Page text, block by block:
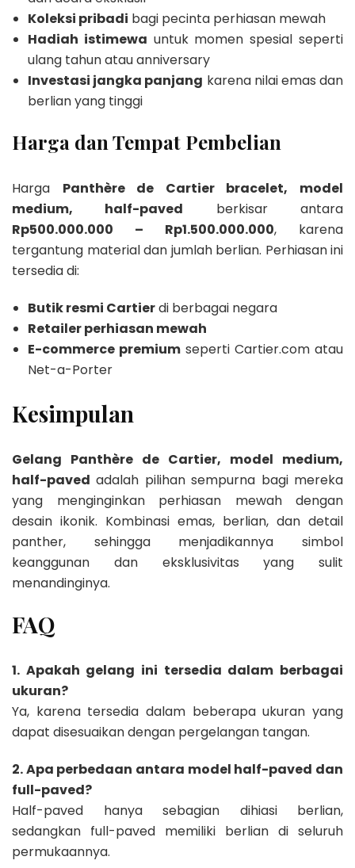
Koleksi pribadi bagi pecinta perhiasan mewah
Hadiah istimewa untuk momen spesial seperti
ulang tahun atau anniversary
Investasi jangka panjang karena nilai emas dan
berlian yang tinggi
Harga dan Tempat Pembelian
Harga Panthère de Cartier bracelet, model
medium, half-paved berkisar antara
Rp500.000.000 – Rp1.500.000.000, karena
tergantung material dan jumlah berlian. Perhiasan ini
tersedia di:
Butik resmi Cartierdi berbagai negara
Retailer perhiasan mewah
E-commerce premium seperti Cartier.com atau
Net-a-Porter
Kesimpulan
Gelang Panthère de Cartier, model medium,
half-paved adalah pilihan sempurna bagi mereka
yang menginginkan perhiasan mewah dengan
desain ikonik. Kombinasi emas, berlian, dan detail
panther, sehingga menjadikannya simbol
keanggunan dan eksklusivitas yang sulit
menandinginya.
FAQ
1. Apakah gelang ini tersedia dalam berbagai
ukuran?
Ya, karena tersedia dalam beberapa ukuran yang
dapat disesuaikan dengan pergelangan tangan.
2. Apa perbedaan antara model half-paved dan
full-paved?
Half-paved hanya sebagian dihiasi berlian,
sedangkan full-paved memiliki berlian di seluruh
permukaannya.